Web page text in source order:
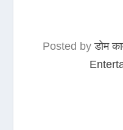
Posted byडोम